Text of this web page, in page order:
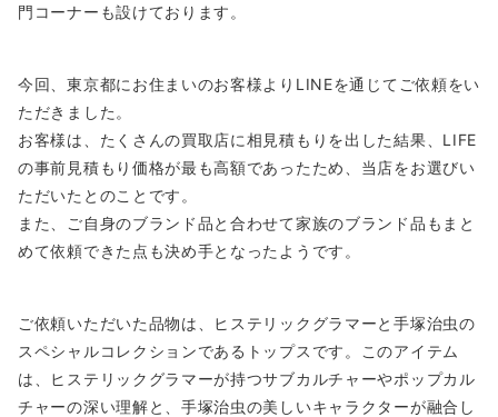
門コーナーも設けております。
今回、東京都にお住まいのお客様よりLINEを通じてご依頼をい
ただきました。
お客様は、たくさんの買取店に相見積もりを出した結果、LIFE
の事前見積もり価格が最も高額であったため、当店をお選びい
ただいたとのことです。
また、ご自身のブランド品と合わせて家族のブランド品もまと
めて依頼できた点も決め手となったようです。
ご依頼いただいた品物は、ヒステリックグラマーと手塚治虫の
スペシャルコレクションであるトップスです。このアイテム
は、ヒステリックグラマーが持つサブカルチャーやポップカル
チャーの深い理解と、手塚治虫の美しいキャラクターが融合し